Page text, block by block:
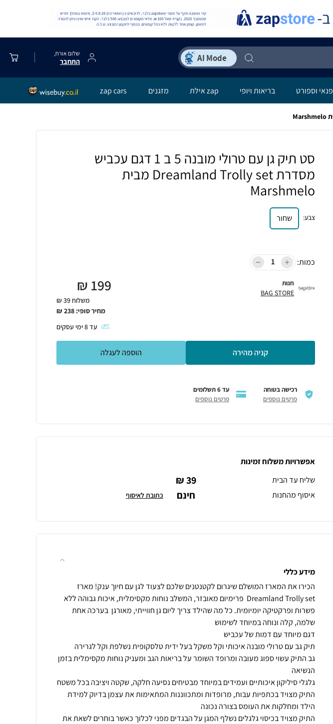
שלום אורח,
התחבר
פנאי וספורט בריאות ויופי zap אילת מזגנים zap cars
סט תיק גן עם טרולי מובנה 5 ב 1 דגם עכביש
מסדרת Dreamland Trolly set מבית
Marshmelo
צבע: שחור
כמות:
חנות
BAG STORE
199
₪
משלוח 39 ₪
מחיר סופי: 238
₪
עד8ימי עסקים
קניה מהירה הוספה לעגלה
רכישה בטוחה
פרטים נוספים
עד 6 תשלומים
פרטים נוספים
אפשרויות משלוח זמינות
שליח עד הבית
39 ₪
איסוף מהחנות חינם כתובת לאיסוף
מידע כללי
הכירו את המארז המושלם שיגרום לקטנטנים שלכם לצעוד לגן עם חיוך ענק! מארז
Dreamland Trolly set פרימיום מאובזר, המשלב נוחות מקסימלית, איכות גבוהה ללא
פשרות ופרקטיקה יומיומית. כל מה שהילד צריך ליום גן חווייתי, מאורגן בערכה אחת
גב התיק עשוי ספוג מעובה ומרופד השומר על בריאות הגב ומעניק נוחות מקסימלית בזמן
התיק מצויד בכתפיות עבות, מרופדות ומתכווננות המתאימות את עצמן בדיוק למידת
התיק מצויד בכיסוי גלגלים נשלף המגן על הבגדים מפני לכלוך כאשר בוחרים לשאת את